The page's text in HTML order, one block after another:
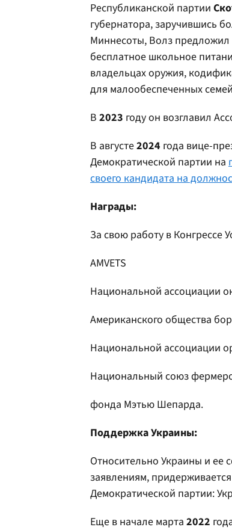
Республиканской партии
губернатора, заручившись
Миннесоты, Волз предложил
бесплатное школьное
владельцах оружия,
для малообеспеченных
В 2023 году он возглавил
В августе2024 года вице-
Демократической партии на
своего кандидата на
Награды:
За свою работу в Конгрессе
AMVETS
Национальной ассоциации
Американского общества
Национальной ассоциации
Национальный союз
фонда Мэтью Шепарда.
Поддержка Украины:
Относительно Украины и ее
заявлениям,
Демократической партии:
Еще в начале марта 2022